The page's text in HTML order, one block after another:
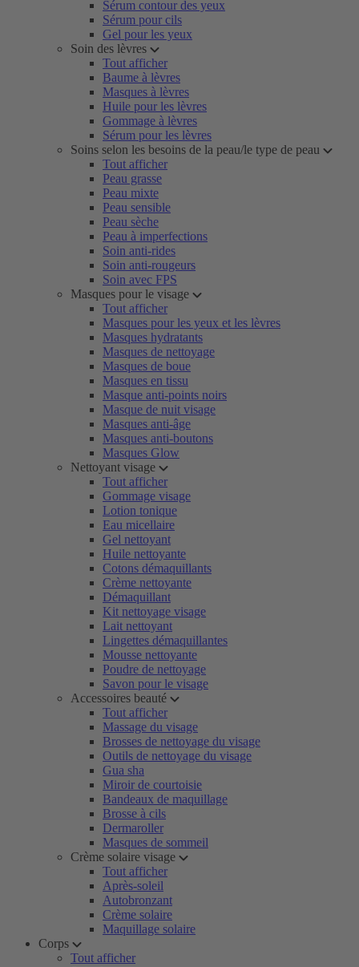
Sérum contour des yeux
Sérum pour cils
Gel pour les yeux
Soin des lèvres
Tout afficher
Baume à lèvres
Masques à lèvres
Huile pour les lèvres
Gommage à lèvres
Sérum pour les lèvres
Soins selon les besoins de la peau/le type de peau
Tout afficher
Peau grasse
Peau mixte
Peau sensible
Peau sèche
Peau à imperfections
Soin anti-rides
Soin anti-rougeurs
Soin avec FPS
Masques pour le visage
Tout afficher
Masques pour les yeux et les lèvres
Masques hydratants
Masques de nettoyage
Masques de boue
Masques en tissu
Masque anti-points noirs
Masque de nuit visage
Masques anti-âge
Masques anti-boutons
Masques Glow
Nettoyant visage
Tout afficher
Gommage visage
Lotion tonique
Eau micellaire
Gel nettoyant
Huile nettoyante
Cotons démaquillants
Crème nettoyante
Démaquillant
Kit nettoyage visage
Lait nettoyant
Lingettes démaquillantes
Mousse nettoyante
Poudre de nettoyage
Savon pour le visage
Accessoires beauté
Tout afficher
Massage du visage
Brosses de nettoyage du visage
Outils de nettoyage du visage
Gua sha
Miroir de courtoisie
Bandeaux de maquillage
Brosse à cils
Dermaroller
Masques de sommeil
Crème solaire visage
Tout afficher
Après-soleil
Autobronzant
Crème solaire
Maquillage solaire
Corps
Tout afficher